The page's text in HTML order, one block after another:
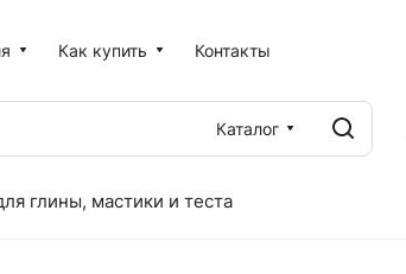
Как купить Контакты
Каталог
глины, мастики и теста